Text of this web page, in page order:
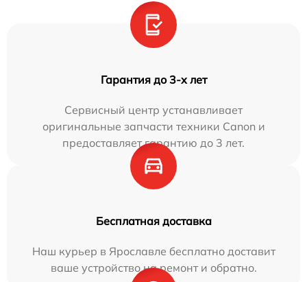
Гарантия до 3-х лет
Сервисный центр устанавливает
оригинальные запчасти техники Canon и
предоставляет гарантию до 3 лет.
Бесплатная доставка
Наш курьер в Ярославле бесплатно доставит
ваше устройство на ремонт и обратно.